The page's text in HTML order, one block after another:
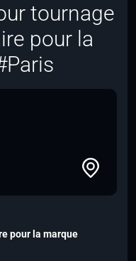
tournage
pour la
pour la marque